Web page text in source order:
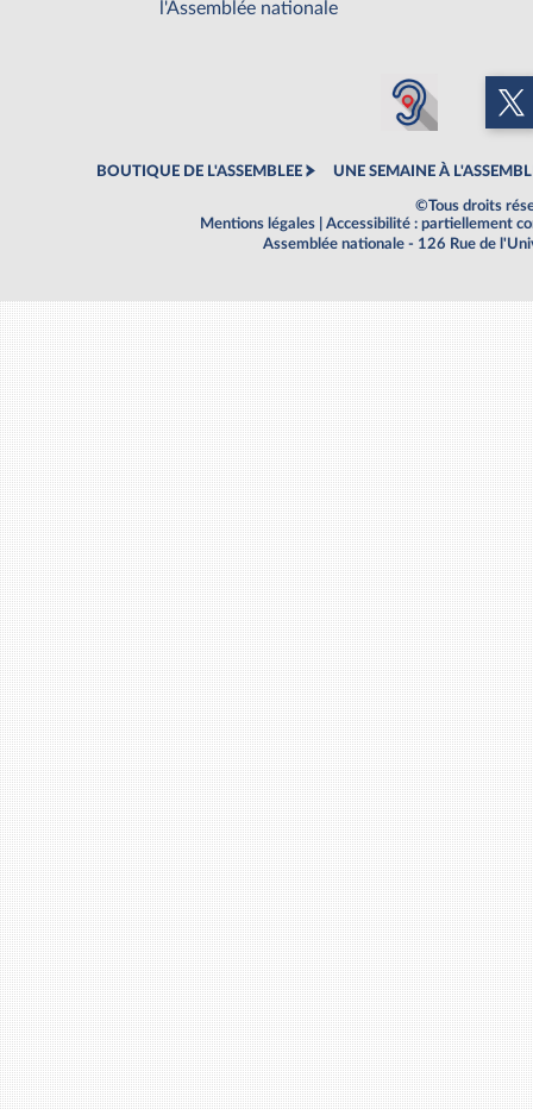
l'Assemblée nationale
BOUTIQUE DE L'ASSEMBLEE UNE SEMAINE À
©Tous droits
Mentions légales
Accessibilité : partiellement
Assemblée nationale - 126 Rue de